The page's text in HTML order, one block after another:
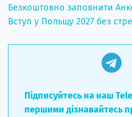
Безкоштовно заповнити
Вступ у Польщу 2027 без
Підписуйтесь на наш
першими дізнавайтесь